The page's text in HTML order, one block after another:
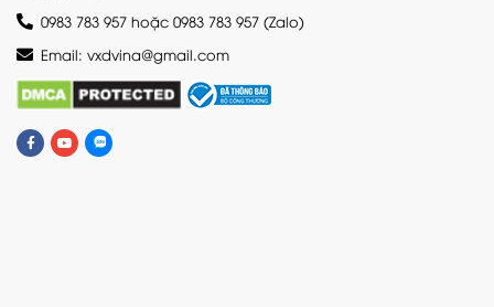
0983 783 957 hoặc 0983 783 957 (Zalo)
Email: vxdvina@gmail.com